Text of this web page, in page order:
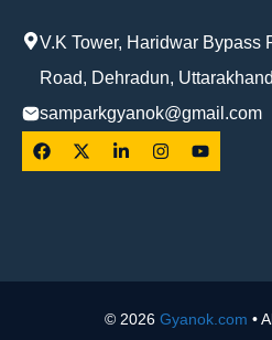
V.K Tower, Haridwar Bypass
Road, Dehradun,
samparkgyanok@gmail.com
© 2026 Gyanok.com •